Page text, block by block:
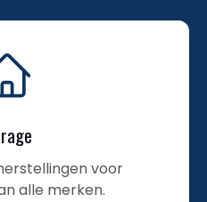
voor
alle merken.